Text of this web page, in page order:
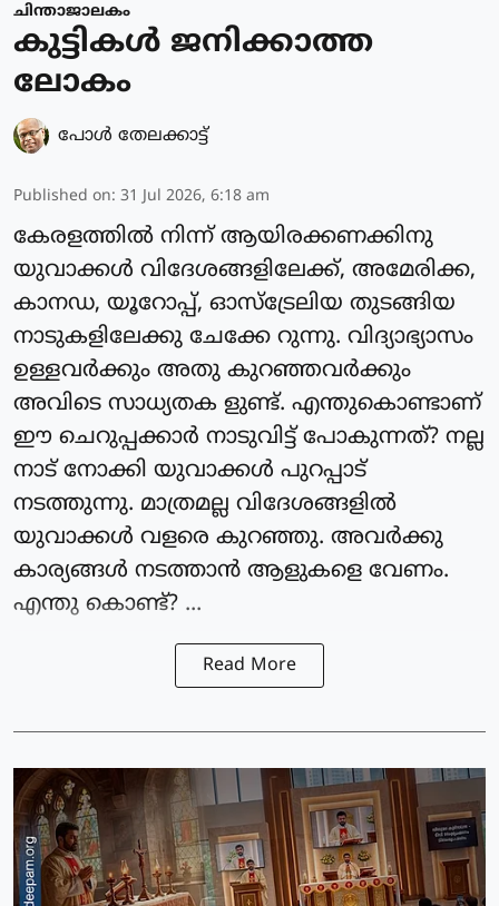
ചിന്താജാലകം
കുട്ടികൾ ജനിക്കാത്ത
ലോകം
പോള്‍ തേലക്കാട്ട്‌
Published on: 31 Jul 2026, 6:18 am
കേരളത്തിൽ നിന്ന് ആയിരക്കണക്കിനു
യുവാക്കൾ വിദേശങ്ങളിലേക്ക്, അമേരിക്ക,
കാനഡ, യൂറോപ്പ്, ഓസ്ട്രേലിയ തുടങ്ങിയ
നാടുകളിലേക്കു ചേക്കേ റുന്നു. വിദ്യാഭ്യാസം
ഉള്ളവർക്കും അതു കുറഞ്ഞവർക്കും
അവിടെ സാധ്യതക ളുണ്ട്. എന്തുകൊണ്ടാണ്
ഈ ചെറുപ്പക്കാർ നാടുവിട്ട് പോകുന്നത്? നല്ല
നാട് നോക്കി യുവാക്കൾ പുറപ്പാട്
നടത്തുന്നു. മാത്രമല്ല വിദേശങ്ങളിൽ
യുവാക്കൾ വളരെ കുറഞ്ഞു. അവർക്കു
കാര്യങ്ങൾ നടത്താൻ ആളുകളെ വേണം.
എന്തു കൊണ്ട്? ...
Read More